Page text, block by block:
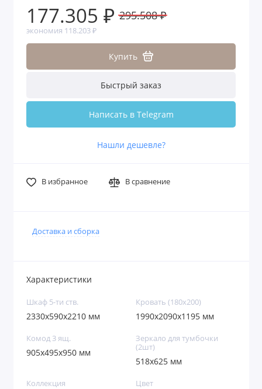
177.305 ₽ 295.508 ₽
экономия 118.203 ₽
Купить
Быстрый заказ
Написать в Telegram
Нашли дешевле?
В избранное В сравнение
Доставка и сборка
Характеристики
Шкаф 5-ти ств.
2330x590x2210 мм
Кровать (180х200)
1990x2090x1195 мм
Комод 3 ящ.
905х495х950 мм
Зеркало для тумбочки
(2шт)
518x625 мм
Коллекция Цвет